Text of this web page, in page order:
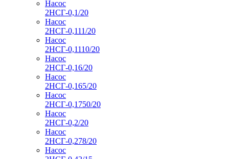
Насос
2НСГ-0,1/20
Насос
2НСГ-0,111/20
Насос
2НСГ-0,1110/20
Насос
2НСГ-0,16/20
Насос
2НСГ-0,165/20
Насос
2НСГ-0,1750/20
Насос
2НСГ-0,2/20
Насос
2НСГ-0,278/20
Насос